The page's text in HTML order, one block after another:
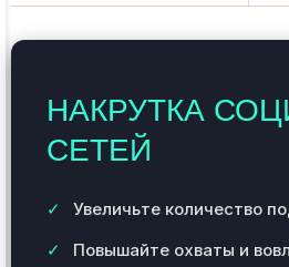
НАКРУТКА
СЕТЕЙ
Увеличьте количество
Повышайте охваты и